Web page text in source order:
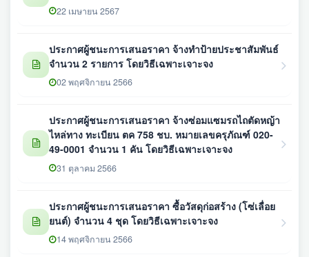
22 เมษายน 2567
ประกาศผู้ชนะการเสนอราคา จ้างทำป้ายประชาสัมพันธ์
จำนวน 2 รายการ โดยวิธีเฉพาะเจาะจง
02 พฤศจิกายน 2566
ประกาศผู้ชนะการเสนอราคา จ้างซ่อมแซมรถไถตัดหญ้า
ไหล่ทาง ทะเบียน ตค 758 ชบ. หมายเลขครุภัณฑ์ 020-
49-0001 จำนวน 1 คัน โดยวิธีเฉพาะเจาะจง
31 ตุลาคม 2566
ประกาศผู้ชนะการเสนอราคา ซื้อวัสดุก่อสร้าง (โซ่เลื่อย
ยนต์) จำนวน 4 ชุด โดยวิธีเฉพาะเจาะจง
14 พฤศจิกายน 2566